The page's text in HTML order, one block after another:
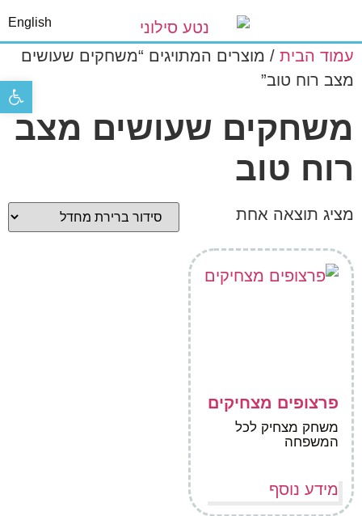
English
עמוד הבית / מוצרים המתויגים “משחקים שעושים
מצב רוח טוב”
משחקים שעושים מצב
רוח טוב
מציג תוצאה אחת
פרצופים מצחיקים
משחק מצחיק לכל
המשפחה
מידע נוסף
פתח